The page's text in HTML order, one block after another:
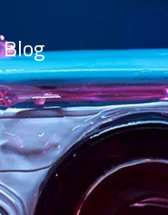
Blog